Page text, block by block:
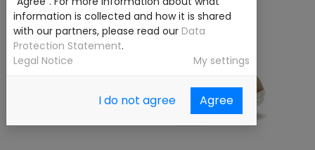
information is collected and how it is shared
with our partners, please read our Data
Protection Statement.
Legal Notice
My settings
I do not agree Agree